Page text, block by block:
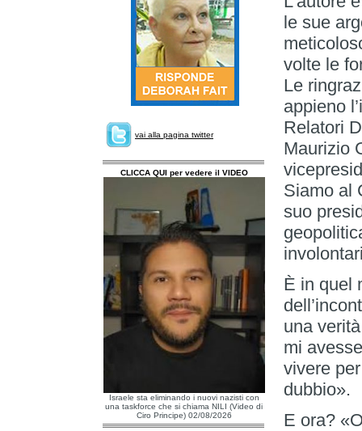
vai alla pagina twitter
CLICCA QUI per vedere il VIDEO
Israele sta eliminando i nuovi nazisti con
una taskforce che si chiama NILI (Video di
Ciro Principe) 02/08/2026
le sue
volte le
Le
appieno
Relatori
Maurizio
Siamo al
suo
È in quel
una
mi
vivere
dubbio».
E ora?